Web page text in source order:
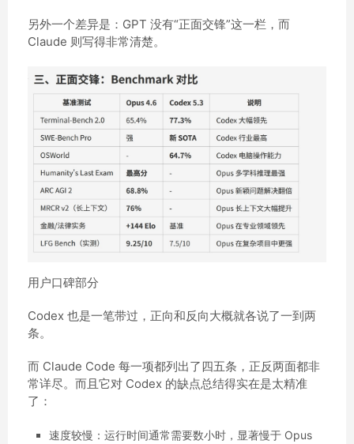
另外一个差异是：GPT 没有“正面交锋”这一栏，而
Claude 则写得非常清楚。
用户口碑部分
Codex 也是一笔带过，正向和反向大概就各说了一到两
条。
而 Claude Code 每一项都列出了四五条，正反两面都非
常详尽。而且它对 Codex 的缺点总结得实在是太精准
了：
速度较慢：运行时间通常需要数小时，显著慢于 Opus